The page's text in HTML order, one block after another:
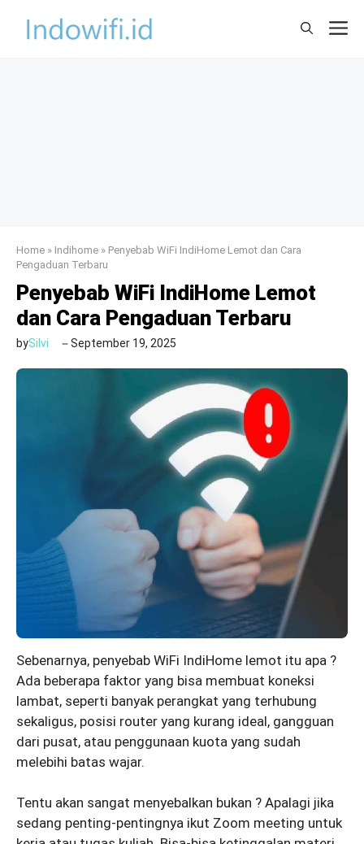
Home » Indihome » Penyebab WiFi IndiHome Lemot dan Cara
Pengaduan Terbaru
Penyebab WiFi IndiHome Lemot
dan Cara Pengaduan Terbaru
bySilvi September 19, 2025
Sebenarnya, penyebab WiFi IndiHome lemot itu apa ?
Ada beberapa faktor yang bisa membuat koneksi
lambat, seperti banyak perangkat yang terhubung
sekaligus, posisi router yang kurang ideal, gangguan
dari pusat, atau penggunaan kuota yang sudah
melebihi batas wajar.
Tentu akan sangat menyebalkan bukan ? Apalagi jika
sedang penting-pentingnya ikut Zoom meeting untuk